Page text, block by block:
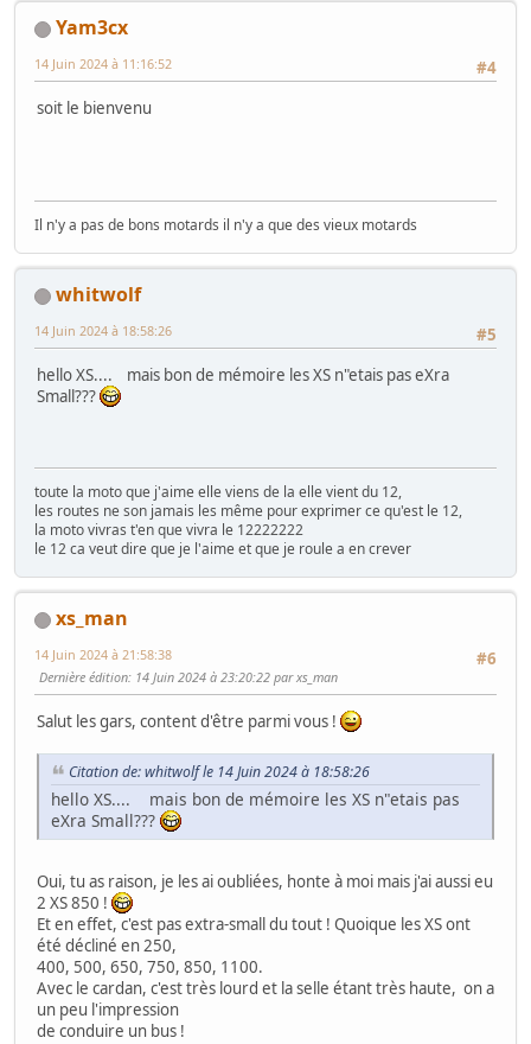
Yam3cx
#4
14 Juin 2024 à 11:16:52
soit le bienvenu
Il n'y a pas de bons motards il n'y a que des vieux motards
whitwolf
#5
14 Juin 2024 à 18:58:26
hello XS.... mais bon de mémoire les XS n"etais pas eXra
Small???
toute la moto que j'aime elle viens de la elle vient du 12,
les routes ne son jamais les même pour exprimer ce qu'est le 12,
la moto vivras t'en que vivra le 12222222
le 12 ca veut dire que je l'aime et que je roule a en crever
xs_man
#6
14 Juin 2024 à 21:58:38
Dernière édition: 14 Juin 2024 à 23:20:22 par xs_man
Salut les gars, content d'être parmi vous !
Citation de: whitwolf le 14 Juin 2024 à 18:58:26
hello XS.... mais bon de mémoire les XS n"etais pas
eXra Small???
Oui, tu as raison, je les ai oubliées, honte à moi mais j'ai aussi eu
2 XS 850 !
Et en effet, c'est pas extra-small du tout ! Quoique les XS ont
été décliné en 250,
400, 500, 650, 750, 850, 1100.
Avec le cardan, c'est très lourd et la selle étant très haute, on a
un peu l'impression
de conduire un bus !